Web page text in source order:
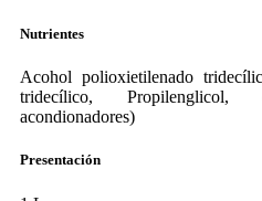
Nutrientes
Acohol polioxietilenado
tridecílico,
acondionadores)
Presentación